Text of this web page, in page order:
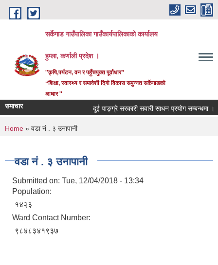
Skip to main content
सर्केगाड गाउँपालिका गाउँकार्यपालिकाको कार्यालय
हुम्ला, कर्णाली प्रदेश ।
''कृषि,पर्यटन, वन र पहुँचयुक्त पूर्वाधार”
“शिक्षा, स्वास्थ्य र समावेशी दिगो विकास समुन्नत सर्केगाडको
आधार ''
समाचार दुई पाङ्ग्रे सरकारी सवारी साधन प्रयोग सम्बन्धमा ।
You are here
Home » वडा नं . ३ उनापानी
वडा नं . ३ उनापानी
Submitted on: Tue, 12/04/2018 - 13:34
Population:
१४२३
Ward Contact Number:
९८४८३४१९३७